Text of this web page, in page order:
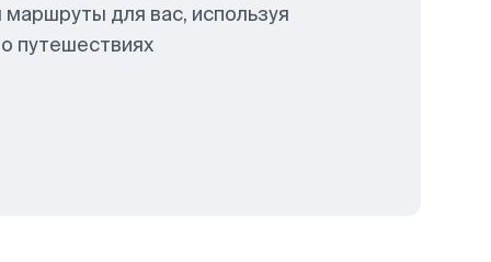
для вас, используя
путешествиях